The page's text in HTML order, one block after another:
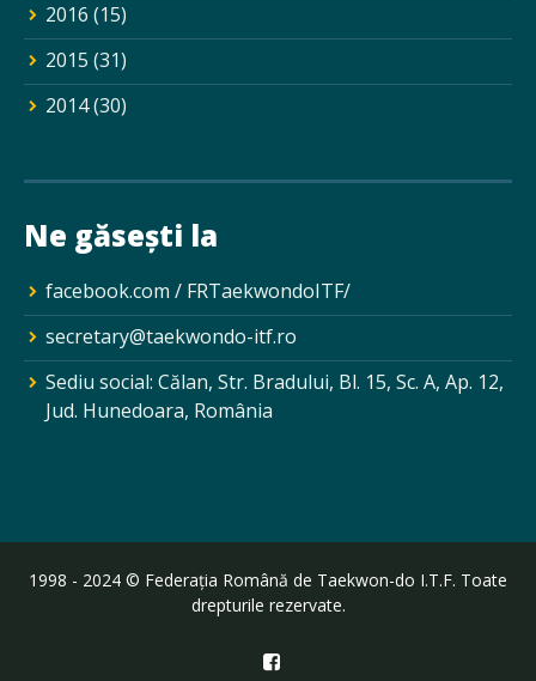
2016 (15)
2015 (31)
2014(30)
Ne găsești la
facebook.com / FRTaekwondoITF/
secretary@taekwondo-itf.ro
Sediu social: Călan, Str. Bradului, Bl. 15, Sc. A, Ap. 12,
Jud. Hunedoara, România
1998 - 2024 © Federația Română de Taekwon-do I.T.F. Toate
drepturile rezervate.